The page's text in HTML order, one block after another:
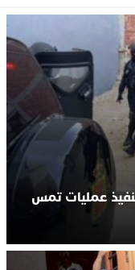
عمليات تمس